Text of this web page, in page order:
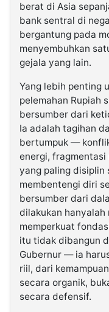
berat di Asia
bank sentral di
bergantung pada
menyembuhkan
gejala yang lain.
Yang lebih penting
pelemahan Rupiah
bersumber dari
Ia adalah tagihan
bertumpuk —
energi, fragmentasi
yang paling disiplin
membentengi diri
bersumber dari
dilakukan hanyalah
memperkuat
itu tidak dibangun
Gubernur — ia
riil, dari
secara organik,
secara defensif.